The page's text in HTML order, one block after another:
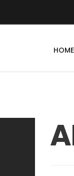
HOME